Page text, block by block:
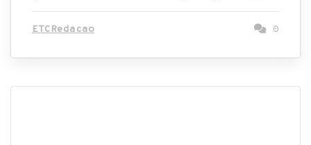
ETCRedacao 0